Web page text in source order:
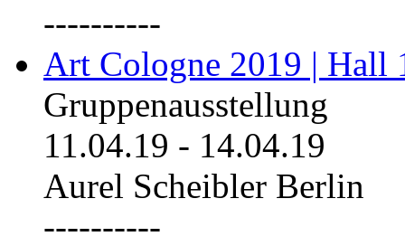
----------
Art Cologne 2019 | Hall
Gruppenausstellung
11.04.19 - 14.04.19
Aurel Scheibler Berlin
----------